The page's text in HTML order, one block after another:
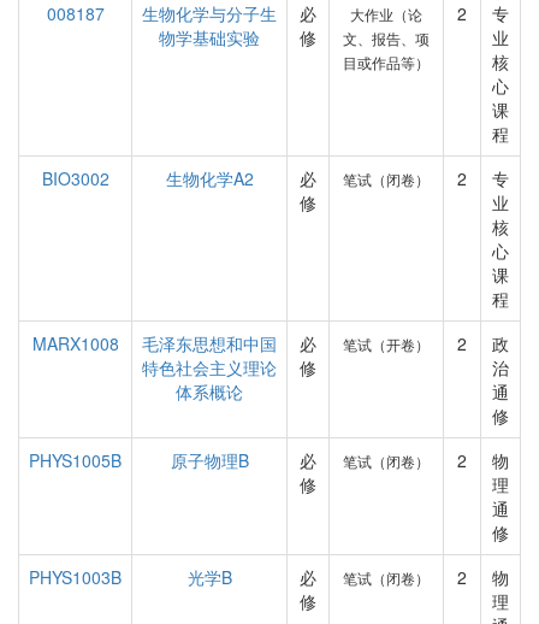
008187
生物化学与分子生
物学基础实验
必
修
大作业（论
文、报告、项
目或作品等）
2
专
业
核
心
课
程
BIO3002
生物化学A2
必
修
笔试（闭卷） 2
专
业
核
心
课
程
MARX1008
毛泽东思想和中国
特色社会主义理论
体系概论
必
修
笔试（开卷） 2
政
治
通
修
PHYS1005B
原子物理B
必
修
笔试（闭卷） 2
物
理
通
修
PHYS1003B
光学B
必
修
笔试（闭卷） 2
物
理